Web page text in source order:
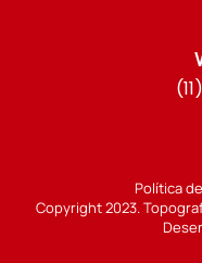
Política
Copyright 2023.